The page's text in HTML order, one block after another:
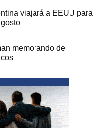
viajará a EEUU para
memorando de